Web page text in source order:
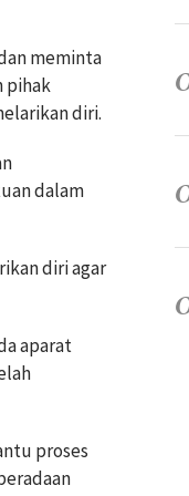
meminta
pihak
diri.
dalam
diri agar
aparat
proses